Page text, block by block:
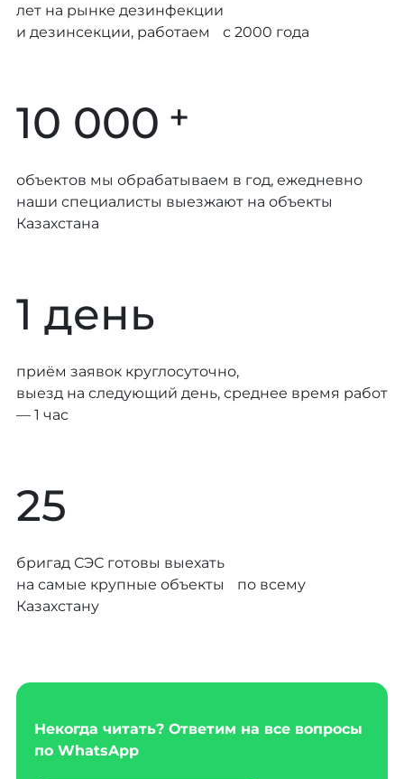
лет на рынке дезинфекции
и дезинсекции, работаем с 2000 года
10 000 +
объектов мы обрабатываем в год, ежедневно
наши специалисты выезжают на объекты
Казахстана
1 день
приём заявок круглосуточно,
выезд на следующий день, среднее время работ
— 1 час
25
бригад СЭС готовы выехать
на самые крупные объекты по всему
Казахстану
Некогда читать? Ответим на все вопросы
по WhatsApp